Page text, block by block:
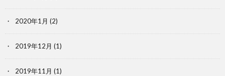
2020年1月 (2)
2019年12月 (1)
2019年11月 (1)